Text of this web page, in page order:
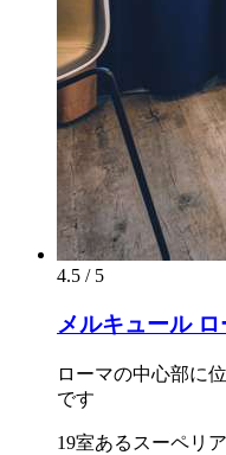
4.5 / 5
メルキュール
ローマの中心部に
です
19室あるスーペリ